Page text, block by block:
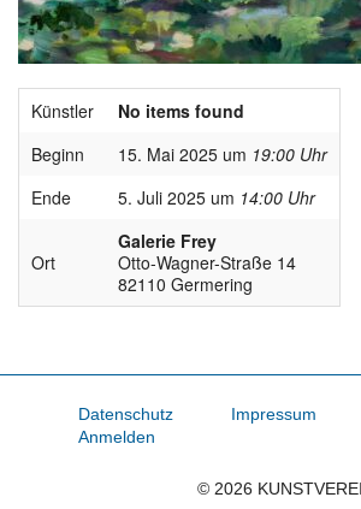
Künstler
No items found
Beginn
15. Mai 2025 um 19:00 Uhr
Ende
5. Juli 2025 um 14:00 Uhr
Ort
Galerie Frey
Otto-Wagner-Straße 14
82110 Germering
Datenschutz Impressum
Anmelden
© 2026